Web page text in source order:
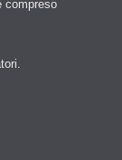
compreso